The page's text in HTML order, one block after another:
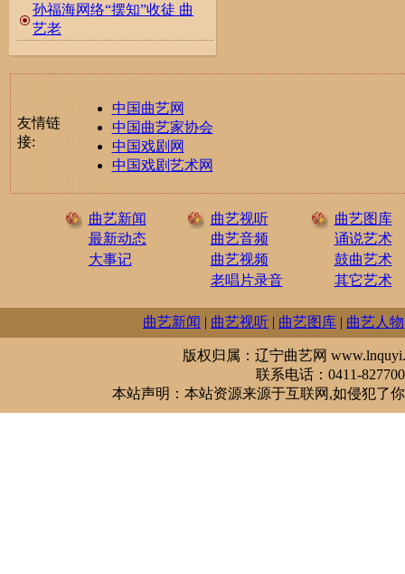
孙福海网络“摆知”收徒 曲
艺老
友情链
接:
中国曲艺网
中国曲艺家协会
中国戏剧网
中国戏剧艺术网
曲艺新闻
最新动态
大事记
曲艺视听
曲艺音频
曲艺视频
老唱片录音
曲艺图库
诵说艺术
鼓曲艺术
其它艺术
曲艺新闻 | 曲艺视听 | 曲艺图库 | 曲艺人物
版权归属：辽宁曲艺网
联系电话：0411-
本站声明：本站资源来源于互联网,如侵犯了